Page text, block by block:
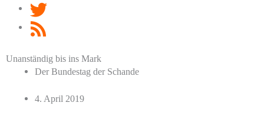
Unanständig bis ins Mark
Der Bundestag der Schande
4. April 2019